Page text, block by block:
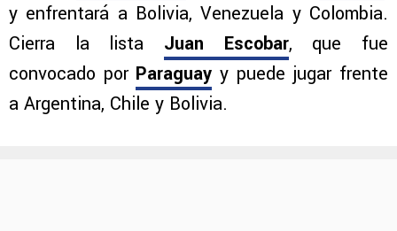
y enfrentará a Bolivia, Venezuela y Colombia.
Cierra la lista Juan Escobar, que fue
convocado por Paraguay y puede jugar frente
a Argentina, Chile y Bolivia.